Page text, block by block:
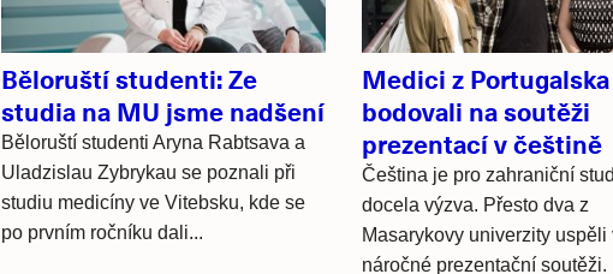
Běloruští studenti: Ze
studia na MU jsme nadšení
Běloruští studenti Aryna Rabtsava a
Uladzislau Zybrykau se poznali při
studiu medicíny ve Vitebsku, kde se
po prvním ročníku dali...
Medici z Portugalska
bodovali na soutěži
prezentací v češtině
Čeština je pro zahraniční
docela výzva. Přesto dva z
Masarykovy univerzity uspěli
náročné prezentační soutěži.